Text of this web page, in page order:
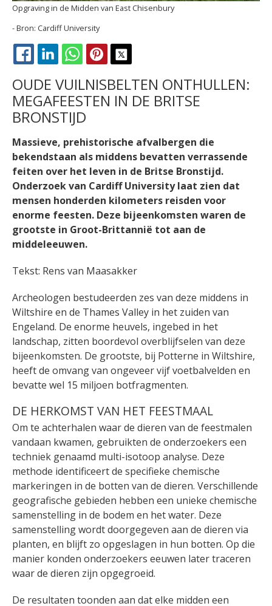
Opgraving in de Midden van East Chisenbury
Cardiff University
FACEBOOK
LINKEDINWHATSAPPPINTEREST
OUDE VUILNISBELTEN ONTHULLEN:
MEGAFEESTEN IN DE BRITSE
BRONSTIJD
Massieve, prehistorische afvalbergen die
bekendstaan als middens bevatten verrassende
feiten over het leven in de Britse Bronstijd.
Onderzoek van Cardiff University laat zien dat
mensen honderden kilometers reisden voor
enorme feesten. Deze bijeenkomsten waren de
grootste in Groot-Brittannië tot aan de
middeleeuwen.
Tekst: Rens van Maasakker
Archeologen bestudeerden zes van deze middens in
Wiltshire en de Thames Valley in het zuiden van
Engeland. De enorme heuvels, ingebed in het
landschap, zitten boordevol overblijfselen van deze
bijeenkomsten. De grootste, bij Potterne in Wiltshire,
heeft de omvang van ongeveer vijf voetbalvelden en
bevatte wel 15 miljoen botfragmenten.
DE HERKOMST VAN HET FEESTMAAL
Om te achterhalen waar de dieren van de feestmalen
vandaan kwamen, gebruikten de onderzoekers een
techniek genaamd multi-isotoop analyse. Deze
methode identificeert de specifieke chemische
markeringen in de botten van de dieren. Verschillende
geografische gebieden hebben een unieke chemische
samenstelling in de bodem en het water. Deze
samenstelling wordt doorgegeven aan de dieren via
planten, en blijft zo opgeslagen in hun botten. Op die
manier konden onderzoekers eeuwen later traceren
waar de dieren zijn opgegroeid.
De resultaten toonden aan dat elke midden een